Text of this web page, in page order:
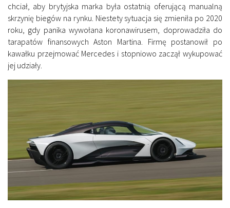
chciał, aby brytyjska marka była ostatnią oferującą manualną
skrzynię biegów na rynku. Niestety sytuacja się zmieniła po 2020
roku, gdy panika wywołana koronawirusem, doprowadziła do
tarapatów finansowych Aston Martina. Firmę postanowił po
kawałku przejmować Mercedes i stopniowo zaczął wykupować
jej udziały.